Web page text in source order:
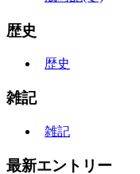
歴史
歴史
雑記
雑記
最新エントリー